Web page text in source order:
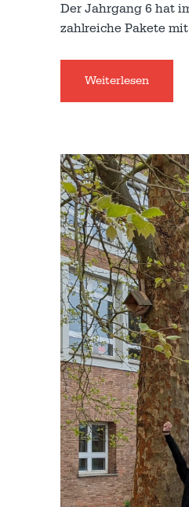
Der Jahrgang 6 hat
zahlreiche Pakete
Weiterlesen